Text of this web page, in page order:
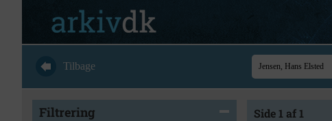
Tilbage
Filtrering Side 1 af 1